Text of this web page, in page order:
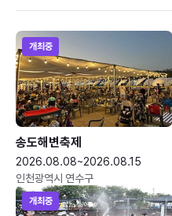
개최중
송도해변축제
2026.08.08~2026.08.15
인천광역시 연수구
개최중